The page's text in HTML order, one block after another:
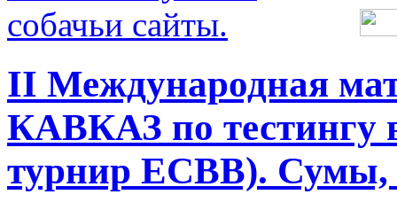
II Международная
КАВКАЗ по тестингу
турнир ЕСВВ). Сумы,